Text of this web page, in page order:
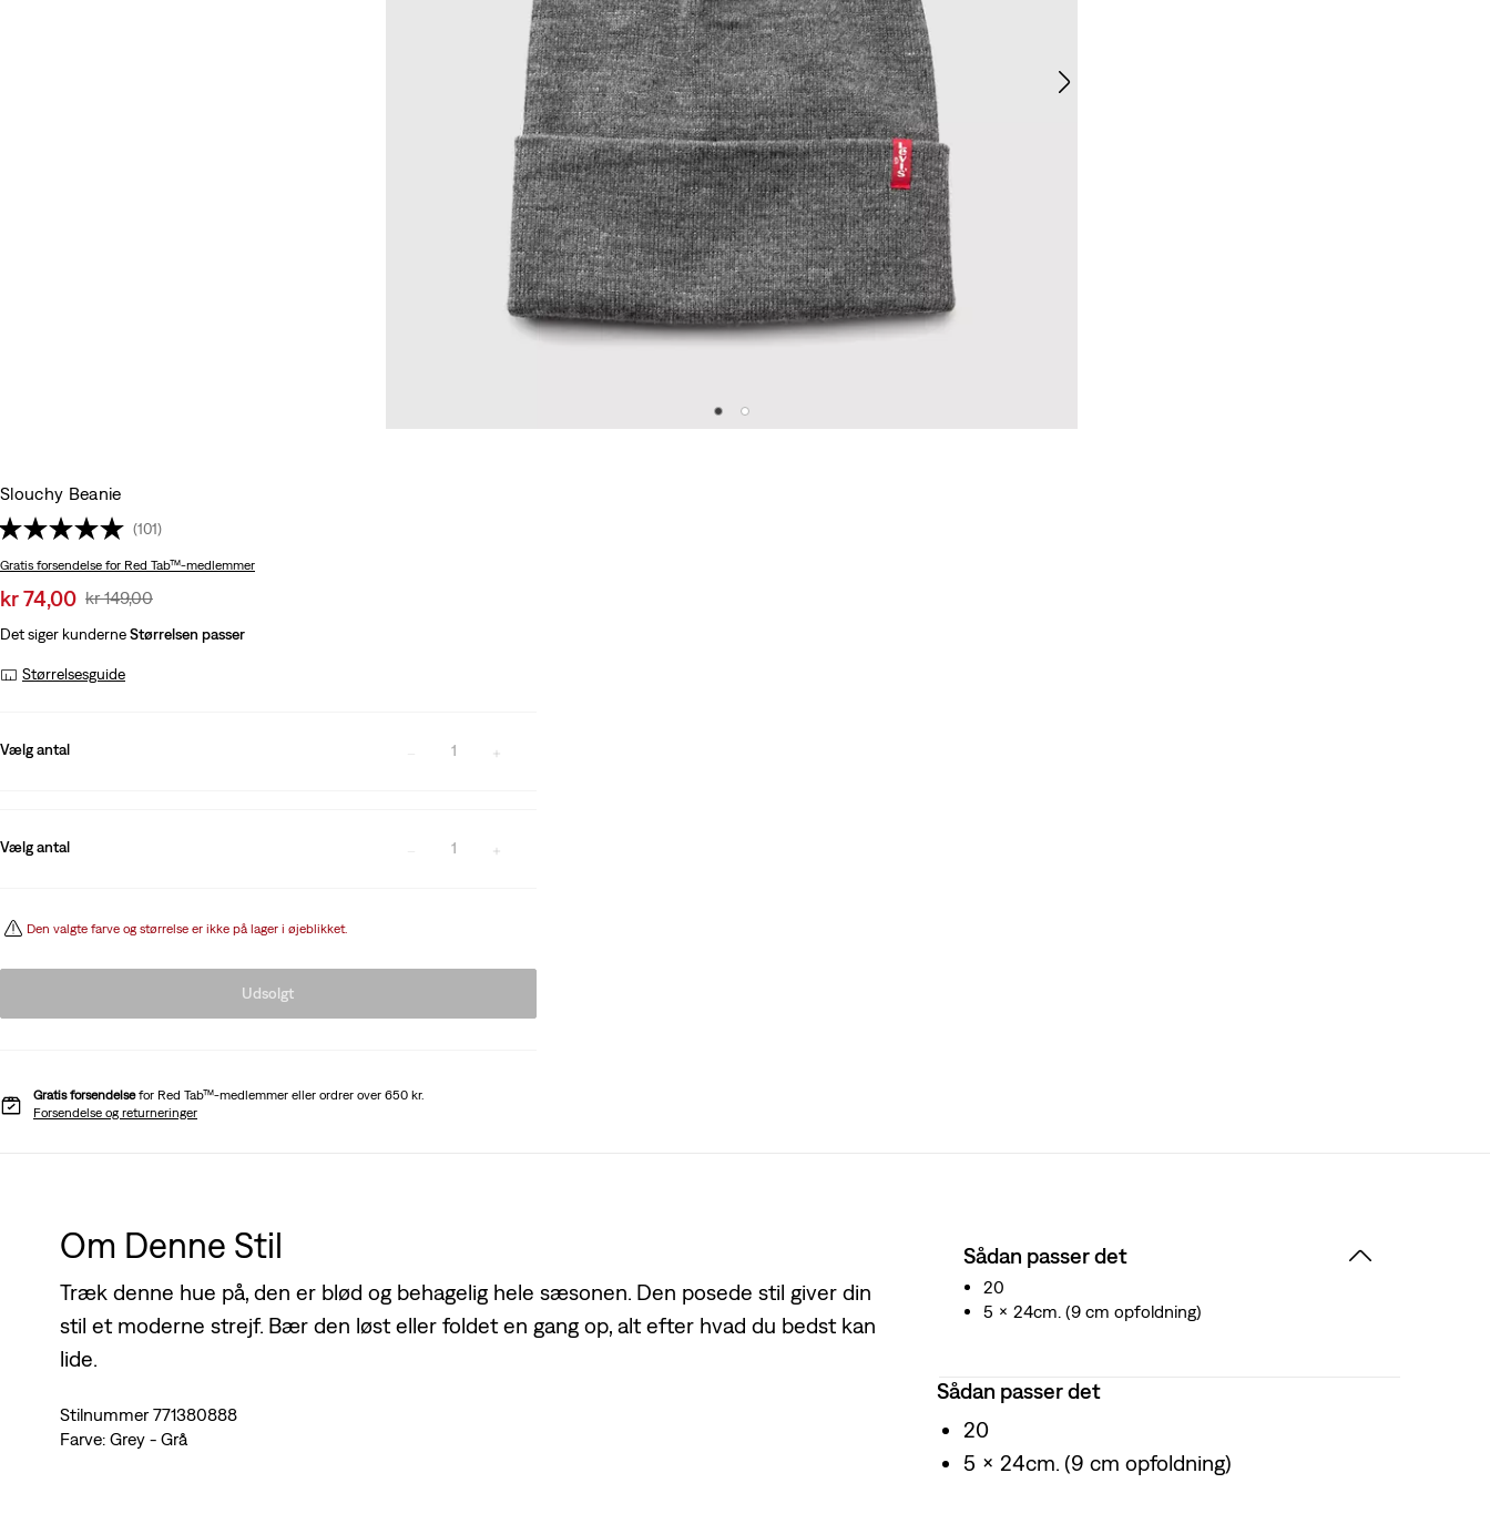
Slouchy Beanie
(101)
Gratis forsendelse for Red Tab™-medlemmer
Sale
is
kr 74,00 Original
Was
kr 149,00
Det siger kunderneStørrelsen passer
Størrelsesguide
Vælg antal 1
Vælg antal 1
Den valgte farve og størrelse er ikke på lager i øjeblikket.
Udsolgt
Gratis forsendelsefor Red Tab™-medlemmer eller ordrer over 650 kr.
Forsendelse og returneringer
Om Denne Stil
Træk denne hue på, den er blød og behagelig hele sæsonen. Den posede stil giver din
stil et moderne strejf. Bær den løst eller foldet en gang op, alt efter hvad du bedst kan
lide.
Stilnummer 771380888
Farve: Grey - Grå
Sådan passer det
20
5 x 24cm. (9 cm opfoldning)
Sådan passer det
20
5 x 24cm. (9 cm opfoldning)